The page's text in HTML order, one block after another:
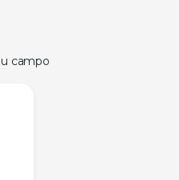
campo